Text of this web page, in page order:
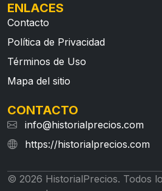
ENLACES
Contacto
Política de Privacidad
Términos de Uso
Mapa del sitio
CONTACTO
info@historialprecios.com
https://historialprecios.com
© 2026 HistorialPrecios. Todos